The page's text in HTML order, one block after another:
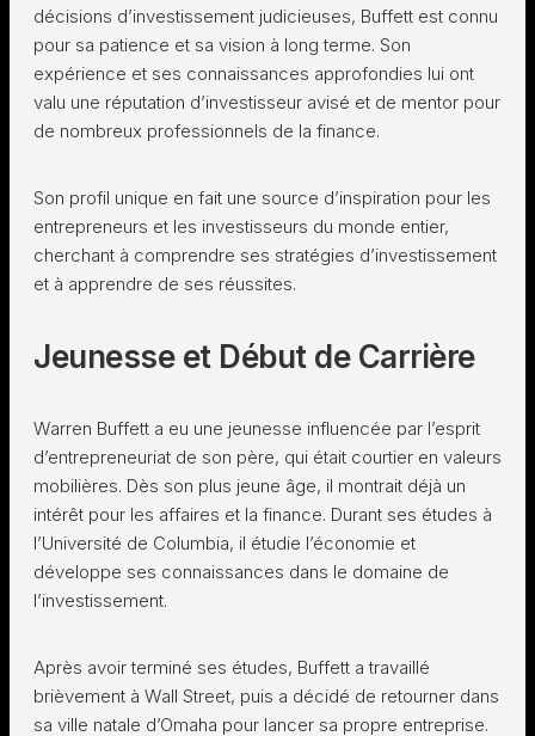
décisions d’investissement judicieuses, Buffett est connu
pour sa patience et sa vision à long terme. Son
expérience et ses connaissances approfondies lui ont
valu une réputation d’investisseur avisé et de mentor pour
de nombreux professionnels de la finance.
Son profil unique en fait une source d’inspiration pour les
entrepreneurs et les investisseurs du monde entier,
cherchant à comprendre ses stratégies d’investissement
et à apprendre de ses réussites.
Jeunesse et Début de Carrière
Warren Buffett a eu une jeunesse influencée par l’esprit
d’entrepreneuriat de son père, qui était courtier en valeurs
mobilières. Dès son plus jeune âge, il montrait déjà un
intérêt pour les affaires et la finance. Durant ses études à
l’Université de Columbia, il étudie l’économie et
développe ses connaissances dans le domaine de
l’investissement.
Après avoir terminé ses études, Buffett a travaillé
brièvement à Wall Street, puis a décidé de retourner dans
sa ville natale d’Omaha pour lancer sa propre entreprise.